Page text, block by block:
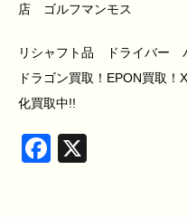
店 ゴルフマンモス
リシャフト品 ドライバー
ドラゴン買取！EPON買取
化買取中!!
Facebook